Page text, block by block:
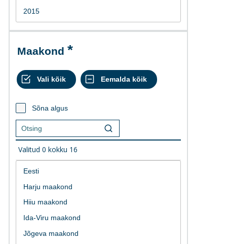
Maakond
Sõna algus
Valitud 0 kokku 16